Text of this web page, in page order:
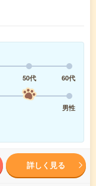
50代
60代
男性
詳しく見る